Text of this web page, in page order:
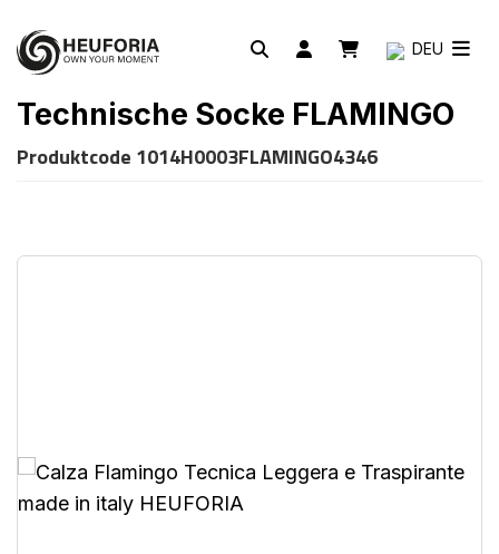
DEU
Technische Socke FLAMINGO
Produktcode 1014H0003FLAMINGO4346